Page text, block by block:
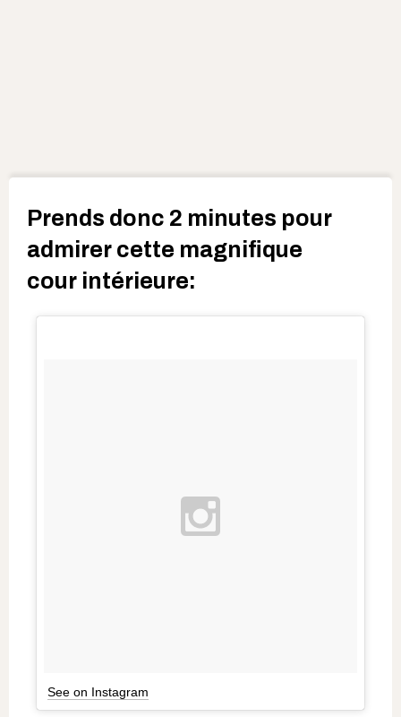
Prends donc 2 minutes pour
admirer cette magnifique
cour intérieure:
See on Instagram